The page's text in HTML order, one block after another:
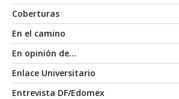
Coberturas
En el camino
En opinión de…
Enlace Universitario
Entrevista DF/Edomex